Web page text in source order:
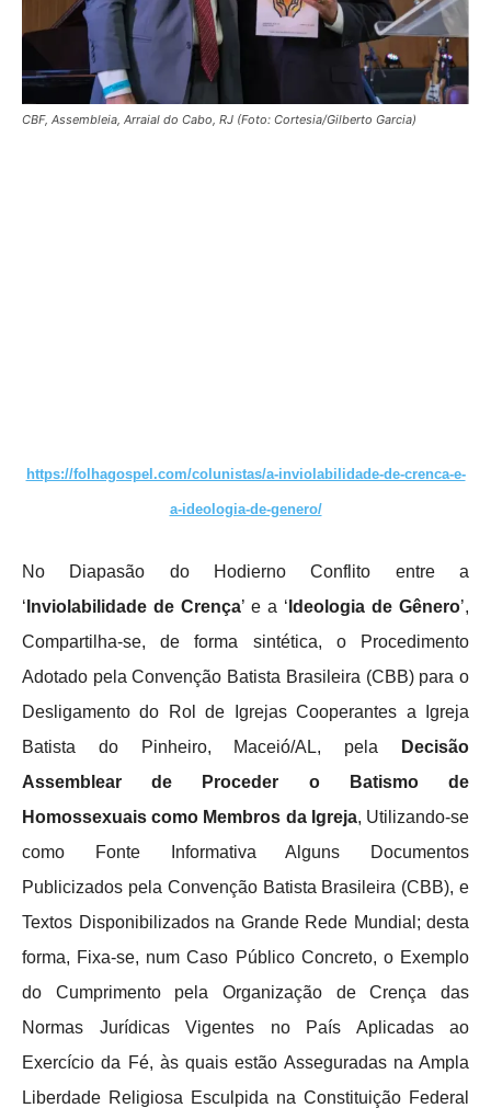
CBF, Assembleia, Arraial do Cabo, RJ (Foto: Cortesia/Gilberto Garcia)
https://folhagospel.com/colunistas/a-inviolabilidade-de-crenca-e-
a-ideologia-de-genero/
No Diapasão do Hodierno Conflito entre a
‘ Inviolabilidade de Crença’ e a ‘ Ideologia de Gênero’,
Compartilha-se, de forma sintética, o Procedimento
Adotado pela Convenção Batista Brasileira (CBB) para o
Desligamento do Rol de Igrejas Cooperantes a Igreja
Batista do Pinheiro, Maceió/AL, pela
Decisão
Assemblear de Proceder o Batismo de
Homossexuais como Membros da Igreja, Utilizando-se
como Fonte Informativa Alguns Documentos
Publicizados pela Convenção Batista Brasileira (CBB), e
Textos Disponibilizados na Grande Rede Mundial; desta
forma, Fixa-se, num Caso Público Concreto, o Exemplo
do Cumprimento pela Organização de Crença das
Normas Jurídicas Vigentes no País Aplicadas ao
Exercício da Fé, às quais estão Asseguradas na Ampla
Liberdade Religiosa Esculpida na Constituição Federal